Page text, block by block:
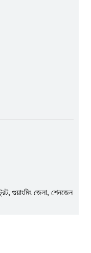
গুয়াংমিং জেলা, শেনজেন